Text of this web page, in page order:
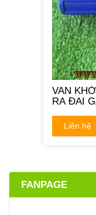
VAN
RA ĐAI
Liên hệ
FANPAGE